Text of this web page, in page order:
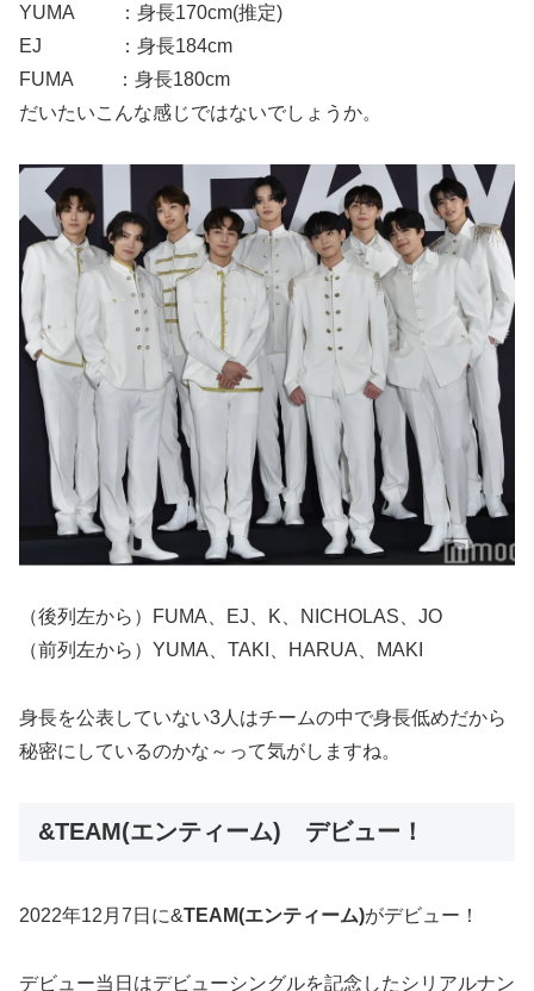
YUMA
：身長170cm(推定)
EJ ：身長184cm
FUMA ：身長180cm
だいたいこんな感じではないでしょうか。
（後列左から）FUMA、EJ、K、NICHOLAS、JO
（前列左から）YUMA、TAKI、HARUA、MAKI
身長を公表していない3人はチームの中で身長低めだから
秘密にしているのかな～って気がしますね。
&TEAM(エンティーム) デビュー！
2022年12月7日に&TEAM(エンティーム)がデビュー！
デビュー当日はデビューシングルを記念したシリアルナン